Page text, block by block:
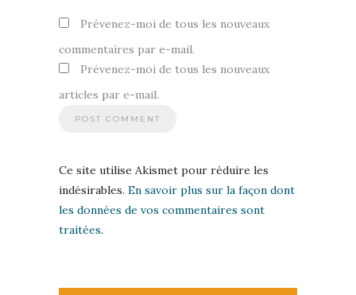
Prévenez-moi de tous les nouveaux
commentaires par e-mail.
Prévenez-moi de tous les nouveaux
articles par e-mail.
Ce site utilise Akismet pour réduire les
indésirables. En savoir plus sur la façon dont
les données de vos commentaires sont
traitées.